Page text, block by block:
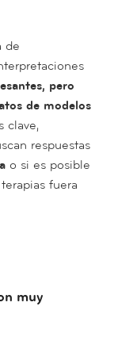
de
pero
de modelos
clave,
respuestas
o si es posible
fuera
muy